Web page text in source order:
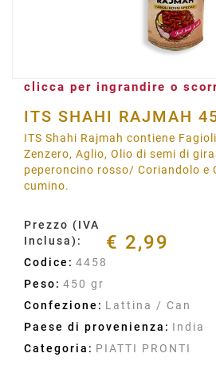
clicca per ingrandire o
ITS SHAHI RAJMAH
ITS Shahi Rajmah contiene
Zenzero, Aglio, Olio di semi di
peperoncino rosso/ Coriandolo e
cumino.
Prezzo (IVA
Inclusa):
€ 2,99
Codice: 4458
Peso: 450 gr
Confezione: Lattina / Can
Paese di provenienza: India
Categoria: PIATTI PRONTI